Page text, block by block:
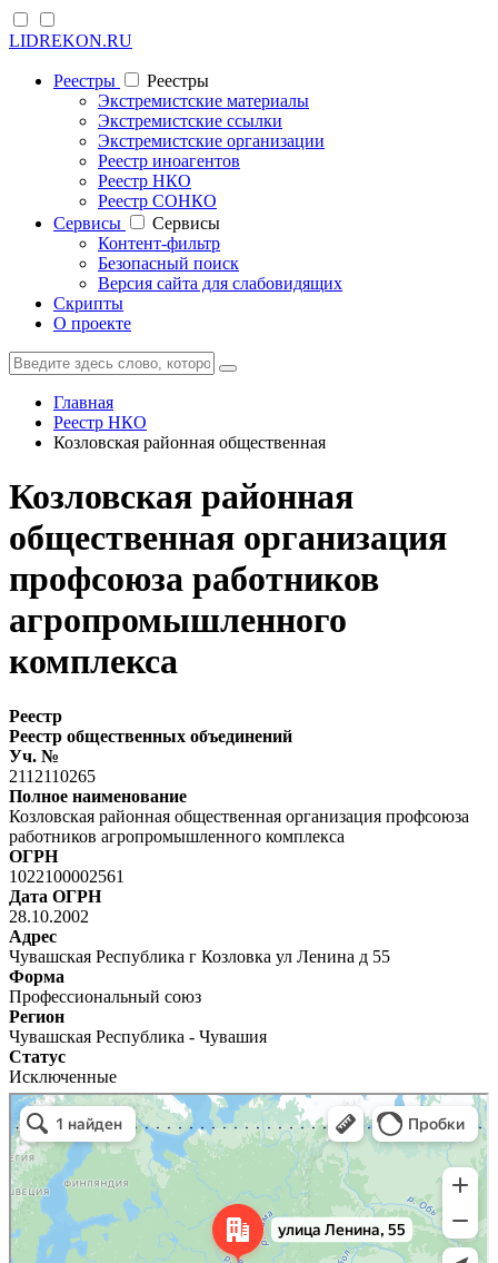
LIDREKON.RU
Реестры
Реестры
Экстремистские материалы
Экстремистские ссылки
Экстремистские организации
Реестр иноагентов
Реестр НКО
Реестр СОНКО
Cервисы
Cервисы
Контент-фильтр
Безопасный поиск
Версия сайта для слабовидящих
Скрипты
О проекте
Главная
Реестр НКО
Козловская районная общественная
Козловская районная
общественная организация
профсоюза работников
агропромышленного
комплекса
Реестр
Реестр общественных объединений
Уч. №
2112110265
Полное наименование
Козловская районная общественная организация профсоюза
работников агропромышленного комплекса
ОГРН
1022100002561
Дата ОГРН
28.10.2002
Адрес
Чувашская Республика г Козловка ул Ленина д 55
Форма
Профессиональный союз
Регион
Чувашская Республика - Чувашия
Статус
Исключенные